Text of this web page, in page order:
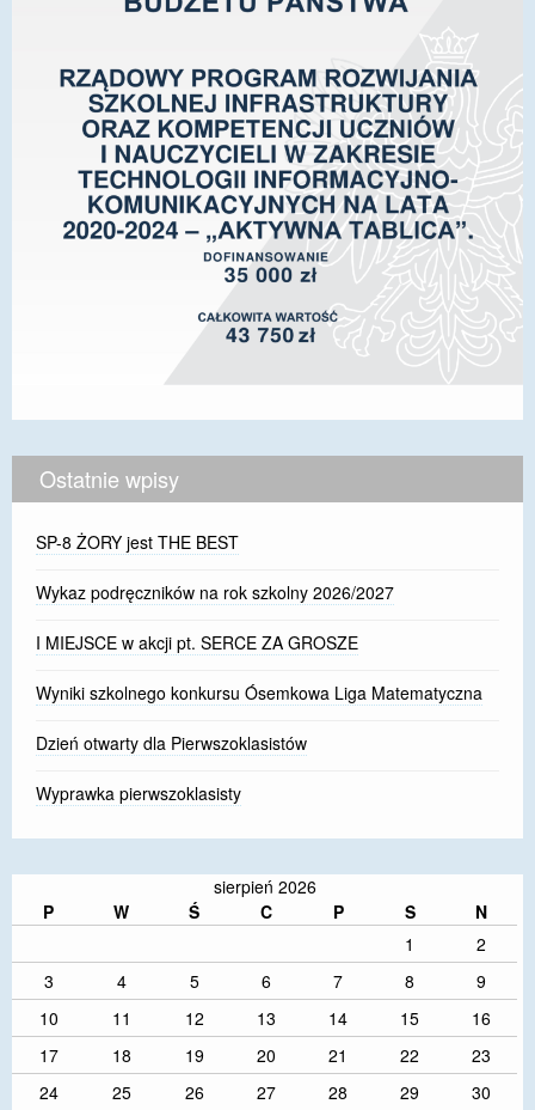
Ostatnie wpisy
SP-8 ŻORY jest THE BEST
Wykaz podręczników na rok szkolny 2026/2027
I MIEJSCE w akcji pt. SERCE ZA GROSZE
Wyniki szkolnego konkursu Ósemkowa Liga Matematyczna
Dzień otwarty dla Pierwszoklasistów
Wyprawka pierwszoklasisty
sierpień 2026
P
W Ś C P S
N
1
2
3
4 5 6 7 8
9
10
11 12 13 14 15
16
17
18 19 20 21 22
23
24
25 26 27 28 29 30